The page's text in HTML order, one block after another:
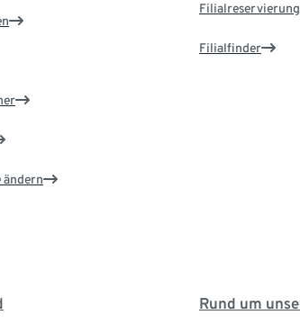
ändern
Filialreservierung
Filialfinder
Rund um